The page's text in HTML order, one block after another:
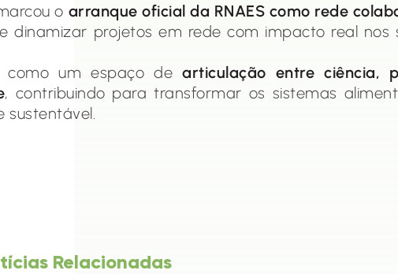
o arranque oficial da RNAES como rede
dinamizar projetos em rede com impacto real nos
como um espaço dearticulação entre ciência,
, contribuindo para transformar os sistemas
sustentável.
Relacionadas